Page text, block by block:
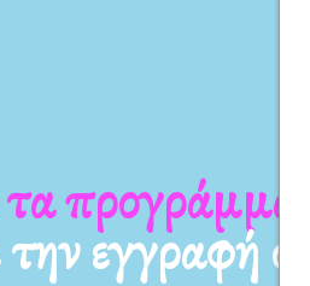
τα
εγγραφή